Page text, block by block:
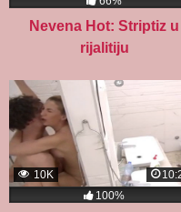
Nevena Hot: Striptiz u
rijalitiju
10K
100%